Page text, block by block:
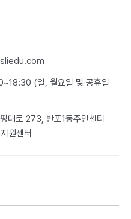
(일, 월요일 및 공휴일
대로 273, 반포1동주민센터
원센터​